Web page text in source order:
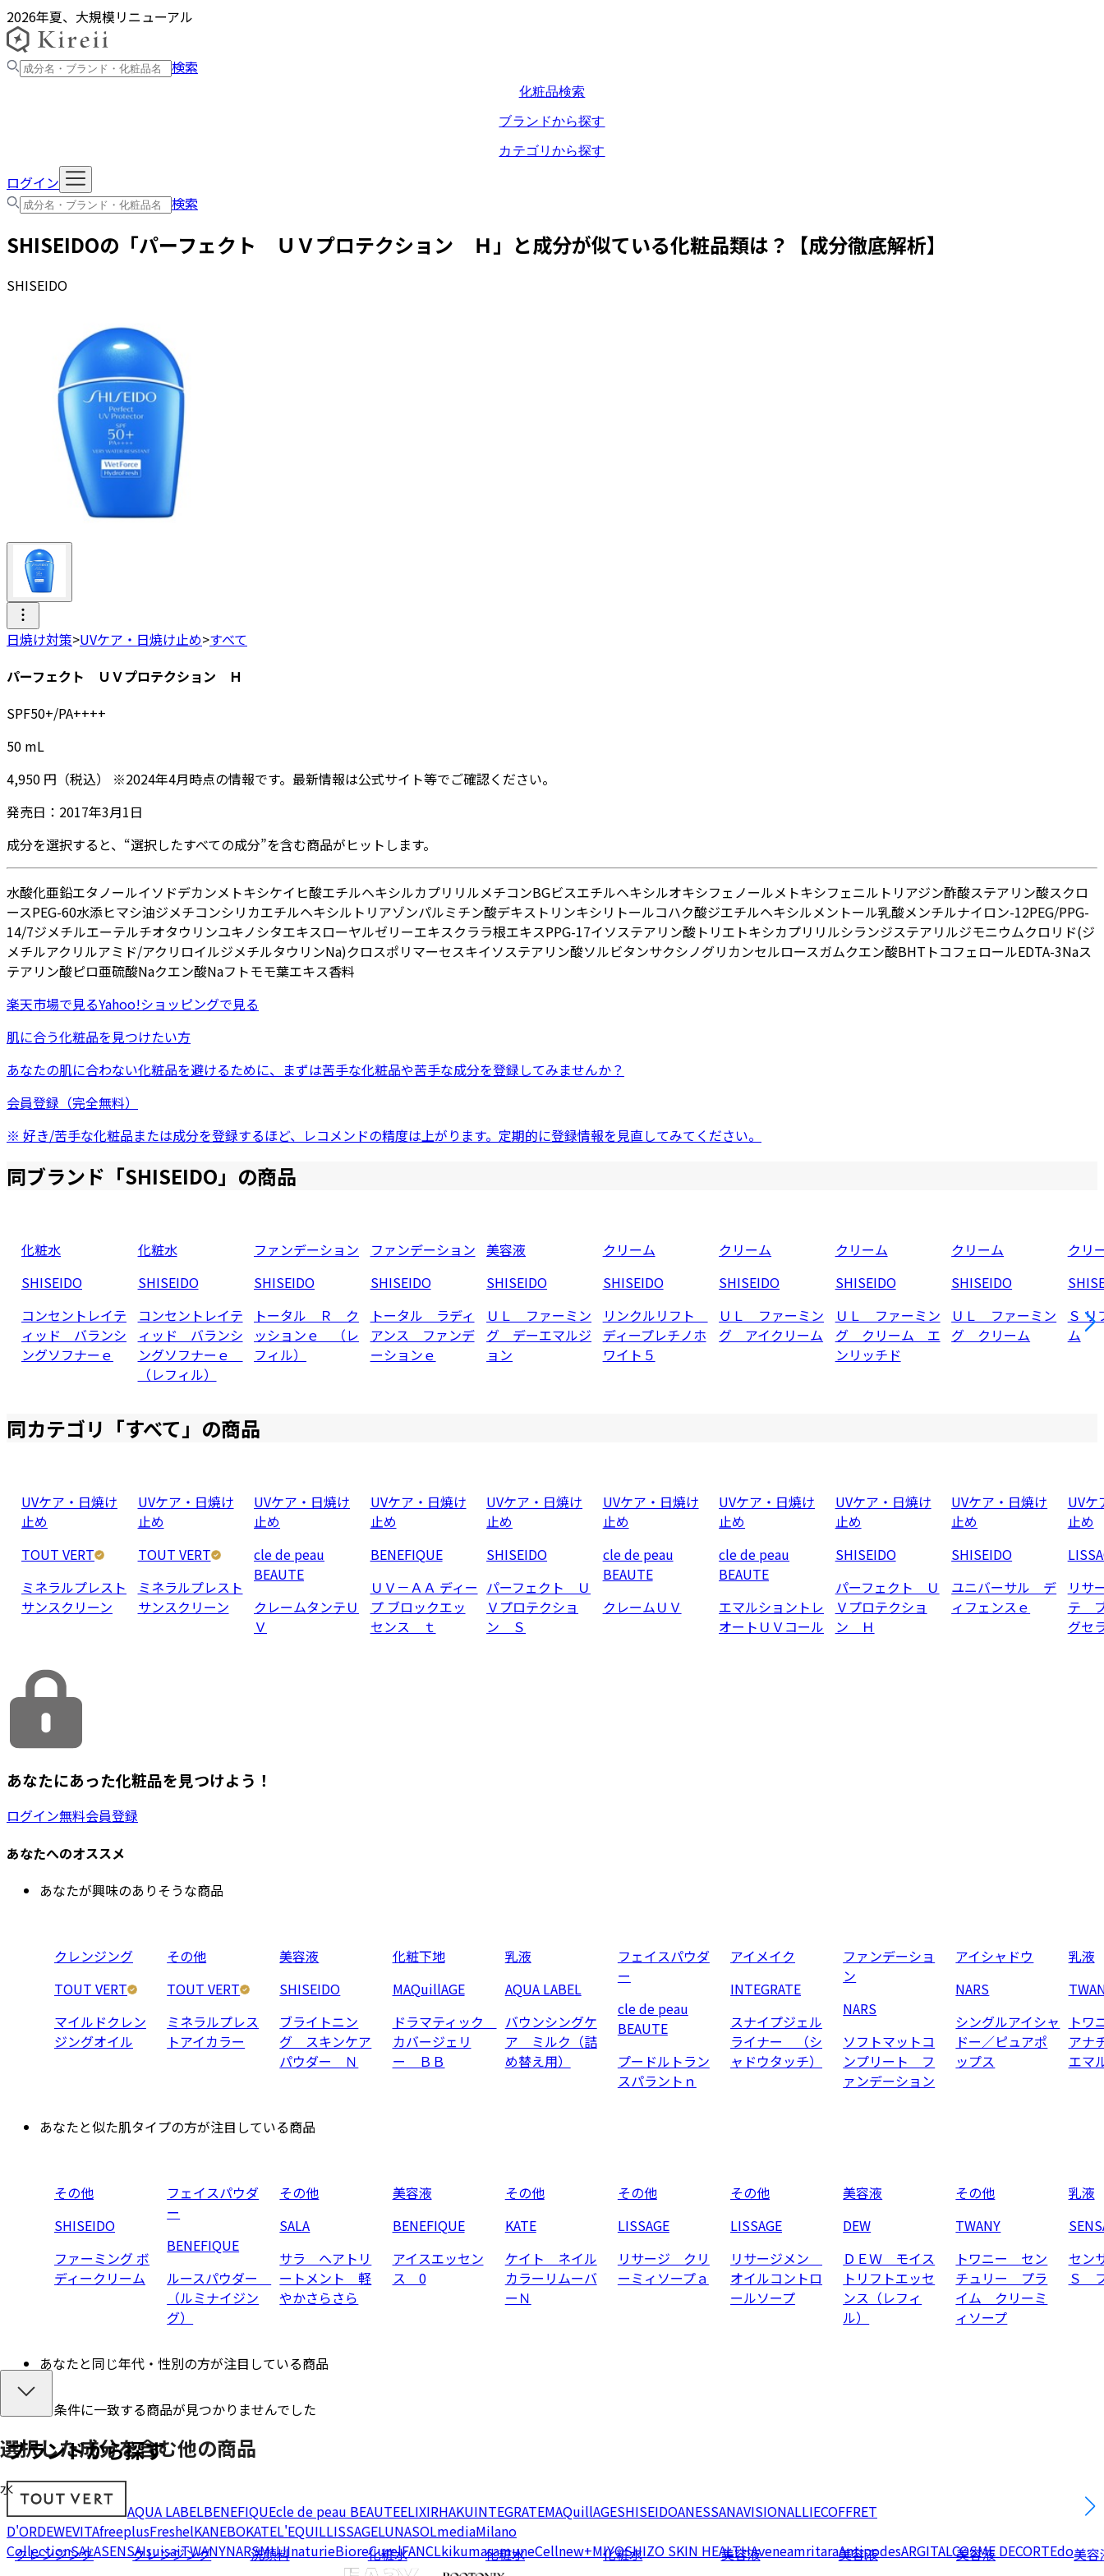
2026年夏、大規模リニューアル
検索
化粧品検索
ブランドから探す
カテゴリから探す
ログイン
検索
SHISEIDOの「パーフェクト ＵＶプロテクション Ｈ 」と成分が似ている化粧品類は？【成分徹底解析】
SHISEIDO
日焼け対策>UVケア・日焼け止め>すべて
パーフェクト ＵＶプロテクション Ｈ
SPF50+/PA++++
50 mL
4,950 円 （税込） ※2024年4月時点の情報です。最新情報は公式サイト等でご確認ください。
発売日： 2017年3月1日
成分を選択すると、“選択したすべての成分”を含む商品がヒットします。
水酸化亜鉛エタノールイソドデカンメトキシケイヒ酸エチルヘキシルカプリリルメチコンBGビスエチルヘキシルオキシフェノールメトキシフェニルトリアジン酢酸ステアリン酸スクロ
ースPEG-60水添ヒマシ油ジメチコンシリカエチルヘキシルトリアゾンパルミチン酸デキストリンキシリトールコハク酸ジエチルヘキシルメントール乳酸メンチルナイロン-12PEG/PPG-
14/7ジメチルエーテルチオタウリンユキノシタエキスローヤルゼリーエキスクララ根エキスPPG-17イソステアリン酸 トリエトキシカプリリルシランジステアリルジモニウムクロリド(ジ
メチルアクリルアミド/アクリロイルジメチルタウリンNa)クロスポリマーセスキイソステアリン酸ソルビタンサクシノグリカンセルロースガムクエン酸BHT トコフェロールEDTA-3Naス
テアリン酸ピロ亜硫酸Naクエン酸Naフトモモ葉エキス香料
楽天市場で見るYahoo!ショッピングで見る
肌に合う化粧品を見つけたい方
あなたの肌に合わない化粧品を避けるために、まずは苦手な化粧品や苦手な成分を登録してみませんか？
会員登録（完全無料）
※ 好き/苦手な化粧品または成分を登録するほど、レコメンドの精度は上がります。定期的に登録情報を見直してみてください。
同ブランド「SHISEIDO」の商品
化粧水
SHISEIDO
コンセントレイテ
ィッド バランシ
ングソフナーｅ
化粧水
SHISEIDO
コンセントレイテ
ィッド バランシ
ングソフナーｅ
（レフィル）
ファンデーション
SHISEIDO
トータル Ｒ ク
ッションｅ （レ
フィル）
ファンデーション
SHISEIDO
トータル ラディ
アンス ファンデ
ーションｅ
美容液
SHISEIDO
ＵＬ ファーミン
グ デーエマルジ
ョン
クリーム
SHISEIDO
リンクルリフト
ディープレチノホ
ワイト５
クリーム
SHISEIDO
ＵＬ ファーミン
グ アイクリーム
クリーム
SHISEIDO
ＵＬ ファーミン
グ クリーム エ
ンリッチド
クリーム
SHISEIDO
ＵＬ ファーミン
グ クリーム
クリ
Ｓ リ
ム
同カテゴリ「すべて」の商品
UVケア・日焼け
止め
TOUT VERT
ミネラルプレスト
サンスクリーン
UVケア・日焼け
止め
TOUT VERT
ミネラルプレスト
サンスクリーン
UVケア・日焼け
止め
cle de peau
BEAUTE
クレームタンテＵ
Ｖ
UVケア・日焼け
止め
BENEFIQUE
ＵＶ－ＡＡ ディー
プ ブロックエッ
センス ｔ
UVケア・日焼け
止め
SHISEIDO
パーフェクト Ｕ
Ｖプロテクショ
ン Ｓ
UVケア・日焼け
止め
cle de peau
BEAUTE
クレームＵＶ
UVケア・日焼け
止め
cle de peau
BEAUTE
エマルショントレ
オートＵＶコール
UVケア・日焼け
止め
SHISEIDO
パーフェクト Ｕ
Ｖプロテクショ
ン Ｈ
UVケア・日焼け
止め
SHISEIDO
ユニバーサル デ
ィフェンスｅ
UVケ
止め
リサ
テ
グセ
選択した成分を含む他の商品
水
クレンジング クレンジング 洗顔料 化粧水 化粧水 化粧水 美容液 美容液 美容液 美容
あなたにあった化粧品を見つけよう！
ログイン無料会員登録
あなたへのオススメ
あなたが興味のありそうな商品
クレンジング
TOUT VERT
マイルドクレン
ジングオイル
その他
TOUT VERT
ミネラルプレス
トアイカラー
美容液
SHISEIDO
ブライトニン
グ スキンケア
パウダー Ｎ
化粧下地
MAQuillAGE
ドラマティック
カバージェリ
ー ＢＢ
乳液
AQUA LABEL
バウンシングケ
ア ミルク（詰
め替え用）
フェイスパウダ
ー
cle de peau
BEAUTE
プードルトラン
スパラントｎ
アイメイク
INTEGRATE
スナイプジェル
ライナー （シ
ャドウタッチ）
ファンデーショ
ン
NARS
ソフトマットコ
ンプリート フ
ァンデーション
アイシャドウ
NARS
シングルアイシャ
ドー／ピュアポ
ップス
乳液
ト
アナ
エマ
あなたと似た肌タイプの方が注目している商品
その他
SHISEIDO
ファーミング ボ
ディークリーム
フェイスパウダ
ー
BENEFIQUE
ルースパウダー
（ルミナイジン
グ）
その他
SALA
サラ ヘアトリ
ートメント 軽
やかさらさら
美容液
BENEFIQUE
アイスエッセン
ス 0
その他
KATE
ケイト ネイル
カラーリムーバ
ーＮ
その他
LISSAGE
リサージ クリ
ーミィソープａ
その他
LISSAGE
リサージメン
オイルコントロ
ールソープ
美容液
DEW
ＤＥＷ モイス
トリフトエッセ
ンス（レフィ
ル）
その他
TWANY
トワニー セン
チュリー プラ
イム クリーミ
ィソープ
乳液
セン
Ｓ
あなたと同じ年代・性別の方が注目している商品
条件に一致する商品が見つかりませんでした
ブランドから探す
AQUA LABELBENEFIQUEcle de peau BEAUTEELIXIRHAKUINTEGRATEMAQuillAGESHISEIDOANESSANAVISIONALLIECOFFRET
D'ORDEWEVITAfreeplusFreshelKANEBOKATEL'EQUILLISSAGELUNASOLmediaMilano
CollectionSALASENSAIsuisaiTWANYNARSMUJInaturieBioreCurelFANCLkikumasamuneCellnew+MIYOSHIZO SKIN HEALTHAveneamritaraAntipodesARGITALCOSME DECORTEdo